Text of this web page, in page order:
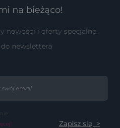
na bieżąco!
nowości i oferty specjalne.
do newslettera